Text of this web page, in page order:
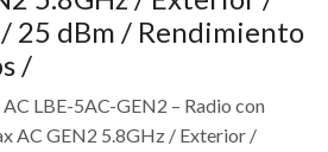
25 dBm / Rendimiento
/
LBE-5AC-GEN2 – Radio con
AC GEN2 5.8GHz / Exterior /